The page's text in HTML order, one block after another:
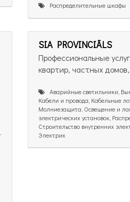
Распределительные шкафы
SIA PROVINCIĀLS
Профессиональные
квартир, частных
Аварийные светильники,
Кабели и провода, Кабельные
Молниезащита, Освещение и
электрических установок,
Строительство внутренних
Электрик